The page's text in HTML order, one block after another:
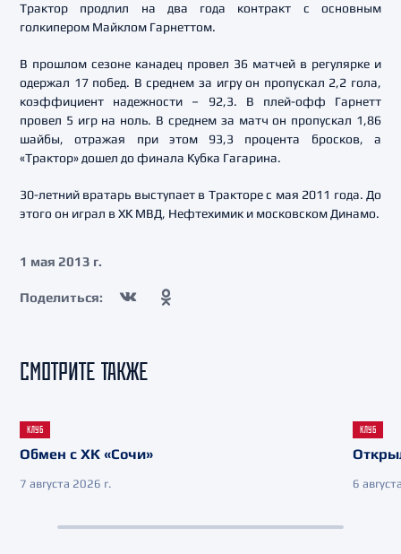
Трактор продлил на два года контракт с основным
голкипером Майклом Гарнеттом.
В прошлом сезоне канадец провел 36 матчей в регулярке и
одержал 17 побед. В среднем за игру он пропускал 2,2 гола,
коэффициент надежности – 92,3. В плей-офф Гарнетт
провел 5 игр на ноль. В среднем за матч он пропускал 1,86
шайбы, отражая при этом 93,3 процента бросков, а
«Трактор» дошел до финала Кубка Гагарина.
30-летний вратарь выступает в Тракторе с мая 2011 года. До
этого он играл в ХК МВД, Нефтехимик и московском Динамо.
1 мая 2013 г.
Поделиться:
СМОТРИТЕ ТАКЖЕ
КЛУБ
Обмен с ХК «Сочи»
7 августа 2026 г.
КЛУБ
6